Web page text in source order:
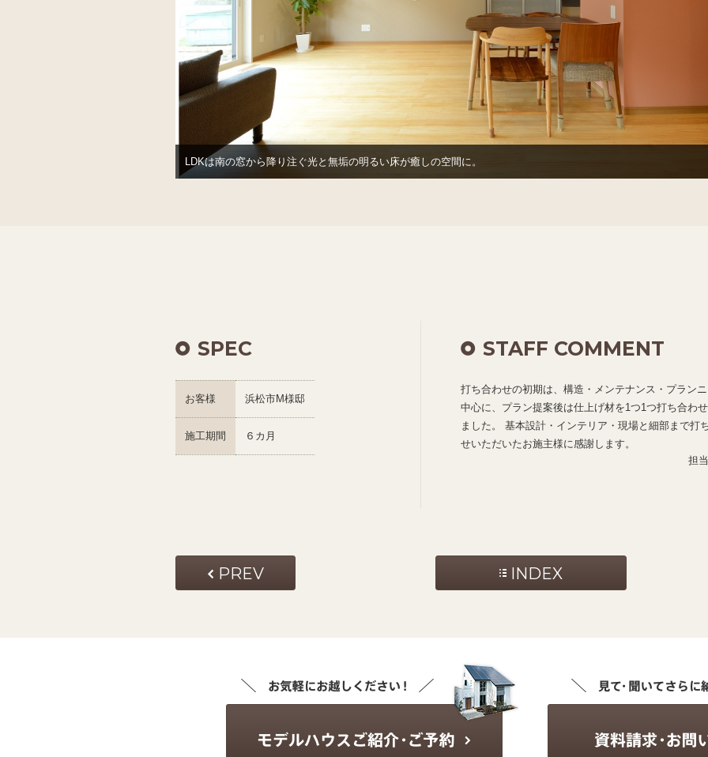
LDKは南の窓から降り注ぐ光と無垢の明るい床が癒しの空間に。
SPEC
お客様 浜松市M様邸
施工期間 ６カ月
STAFF COMMENT
打ち合わせの初期は、構造・メンテナンス・プラン
中心に、プラン提案後は仕上げ材を1つ1つ打ち合わ
ました。 基本設計・インテリア・現場と細部まで打
せいただいたお施主様に感謝します。
担
PREV INDEX